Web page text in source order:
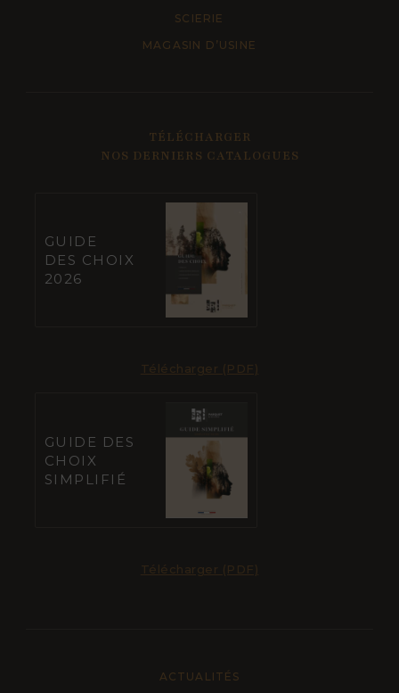
SCIERIE
MAGASIN D’USINE
TÉLÉCHARGER
NOS DERNIERS CATALOGUES
GUIDE
DES CHOIX
2026
Télécharger (PDF)
GUIDE DES
CHOIX
SIMPLIFIÉ
Télécharger (PDF)
ACTUALITÉS